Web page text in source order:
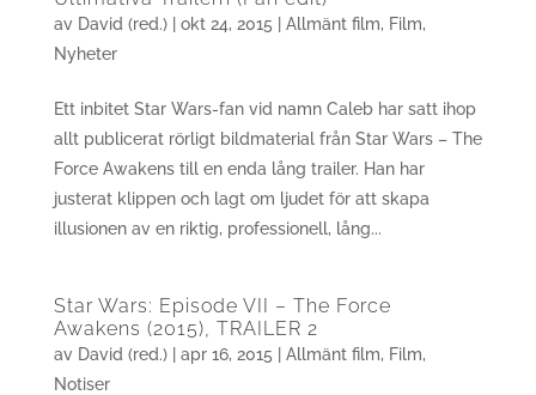
av David (red.)| okt 24, 2015 Allmänt film, Film,
Nyheter
Ett inbitet Star Wars-fan vid namn Caleb har satt ihop
allt publicerat rörligt bildmaterial från Star Wars – The
Force Awakens till en enda lång trailer. Han har
justerat klippen och lagt om ljudet för att skapa
illusionen av en riktig, professionell, lång...
Star Wars: Episode VII – The Force
Awakens (2015), TRAILER 2
av David (red.)| apr 16, 2015 Allmänt film, Film,
Notiser